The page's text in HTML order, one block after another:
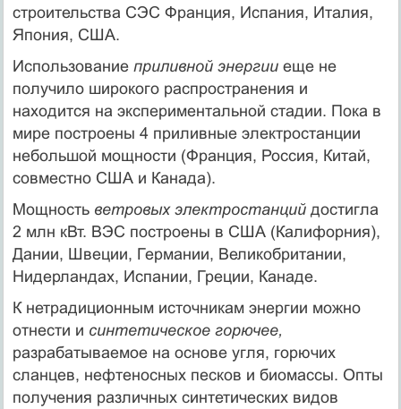
строительства СЭС Франция, Испания, Италия,
Япония, США.
Использование приливной энергииеще не
получило широкого распространения и
находится на экспериментальной стадии. Пока в
мире построены 4 приливные электростанции
небольшой мощности (Франция, Россия, Китай,
совместно США и Канада).
Мощность ветровых электростанций достигла
2 млн кВт. ВЭС построены в США (Калифорния),
Дании, Швеции, Германии, Великобритании,
Нидерландах, Испании, Греции, Канаде.
К нетрадиционным источникам энергии можно
отнести и синтетическое горючее,
разрабатываемое на основе угля, горючих
сланцев, нефтеносных песков и биомассы. Опты
получения различных синтетических видов